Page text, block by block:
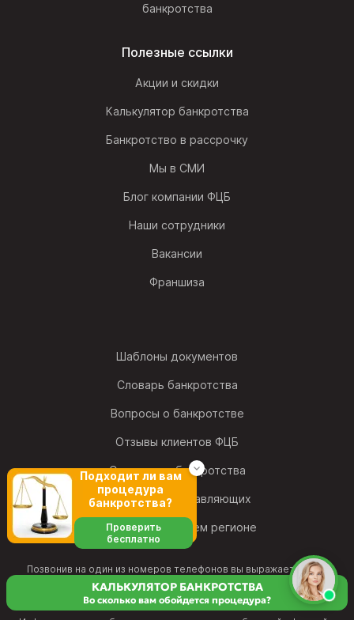
банкротства
Полезные ссылки
Акции и скидки
Калькулятор банкротства
Банкротство в рассрочку
Мы в СМИ
Блог компании ФЦБ
Наши сотрудники
Вакансии
Франшиза
Шаблоны документов
Словарь банкротства
Вопросы о банкротстве
Отзывы клиентов ФЦБ
Статистика банкротства
Рейтинг фин. управляющих
Найти офис в своем регионе
Позвонив на один из номеров телефонов вы выражаете свое
согласие на обработку персональных данныхи подтверждаете свое
политикой конфиденциальности и принимаете условия
Пользовательского соглашения.
КАЛЬКУЛЯТОР БАНКРОТСТВА
Во сколько вам обойдется процедура?
Подходит ли вам
процедура
банкротства?
Проверить
бесплатно